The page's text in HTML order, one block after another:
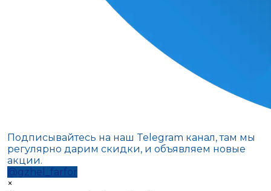
Подписывайтесь на наш Telegram канал, там мы
регулярно дарим скидки, и объявляем новые
акции.
@gzhel_farfor
×